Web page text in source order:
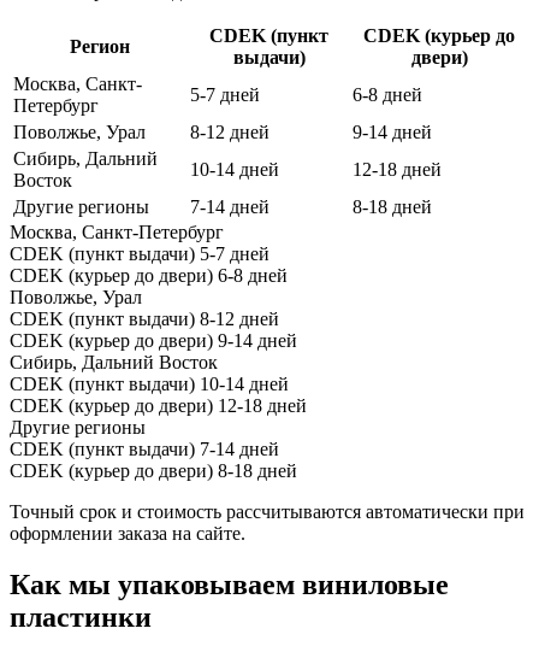
Регион
CDEK (пункт
выдачи)
CDEK (курьер до
двери)
Москва, Санкт-
Петербург
5-7 дней
6-8 дней
Поволжье, Урал
8-12 дней
9-14 дней
Сибирь, Дальний
Восток
10-14 дней
12-18 дней
Другие регионы
7-14 дней
8-18 дней
Москва, Санкт-Петербург
CDEK (пункт выдачи) 5-7 дней
CDEK (курьер до двери) 6-8 дней
Поволжье, Урал
CDEK (пункт выдачи) 8-12 дней
CDEK (курьер до двери) 9-14 дней
Сибирь, Дальний Восток
CDEK (пункт выдачи) 10-14 дней
CDEK (курьер до двери) 12-18 дней
Другие регионы
CDEK (пункт выдачи) 7-14 дней
CDEK (курьер до двери) 8-18 дней
Точный срок и стоимость рассчитываются автоматически при
оформлении заказа на сайте.
Как мы упаковываем виниловые
пластинки